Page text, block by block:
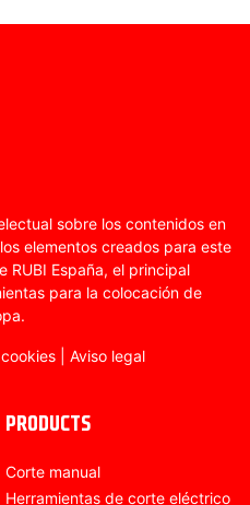
sobre los contenidos en
elementos creados para este
RUBI España, el principal
para la colocación de
Aviso legal
PRODUCTS
Corte manual
Herramientas de corte eléctrico